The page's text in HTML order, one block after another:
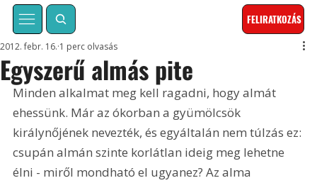
FELIRATKOZÁS
Egyszerű almás pite
2012. febr. 16. 1 perc olvasás
Minden alkalmat meg kell ragadni, hogy almát
ehessünk. Már az ókorban a gyümölcsök
királynőjének nevezték, és egyáltalán nem túlzás ez:
csupán almán szinte korlátlan ideig meg lehetne
élni - miről mondható el ugyanez? Az alma